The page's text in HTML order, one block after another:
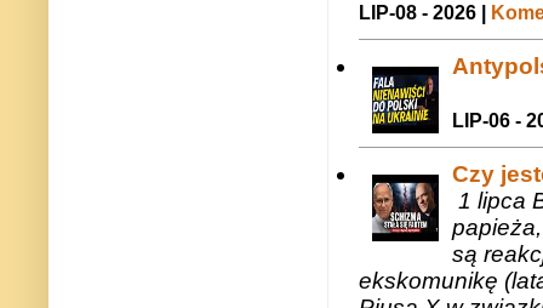
LIP-08 - 2026 |
LIP-06 -
Czy
1 lipca
są
ekskomunikę